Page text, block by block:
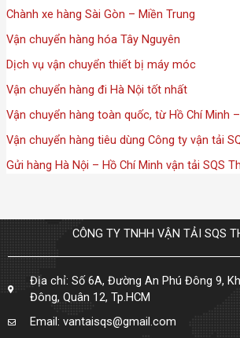
Chành xe hàng Sài Gòn – Miền Trung
Vận chuyển hàng hóa Tây Nguyên
Dịch vụ vận chuyển thiết bị máy móc
Vận chuyển hàng đi Hà Nội tốt nhất
Vận chuyển hàng toàn quốc, từ Hồ Chí Minh
Vận chuyển hàng tiêu dùng Công ty vận tải
Gửi hàng Hà Nội – Hồ Chí Minh vận tải SQS
CÔNG TY TNHH VẬN TẢI SQS
Địa chỉ: Số 6A, Đường An Phú Đông 9,
Đông, Quân 12, Tp.HCM
Email: vantaisqs@gmail.com